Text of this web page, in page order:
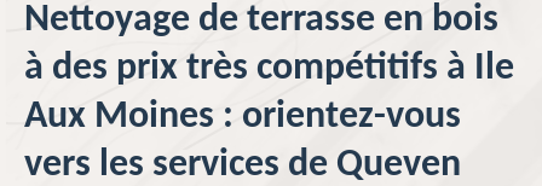
Nettoyage de terrasse en bois
à des prix très compétitifs à Ile
Aux Moines : orientez-vous
vers les services de Queven